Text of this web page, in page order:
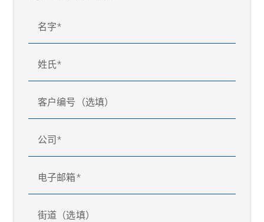
名字
姓氏
客户编号（选填）
公司
电子邮箱
街道（选填）